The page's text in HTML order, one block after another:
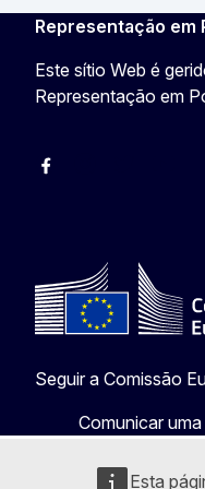
Esta
Representação em
Este sítio Web é
Representação em
Facebook
Seguir a Comissão
Comunicar